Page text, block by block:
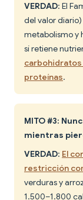
VERDAD: El
del valor diario)
metabolismo y
sí retiene
carbohidratos
proteínas.
MITO #3:
mientras
VERDAD: El
restricción
verduras y
1.500–1.800